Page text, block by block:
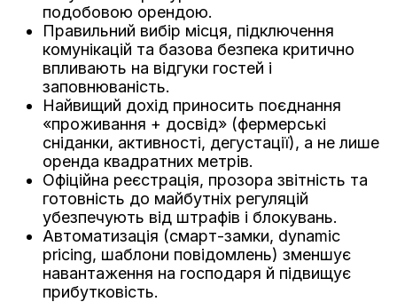
подобовою орендою.
Правильний вибір місця, підключення
комунікацій та базова безпека критично
впливають на відгуки гостей і
заповнюваність.
Найвищий дохід приносить поєднання
«проживання + досвід» (фермерські
сніданки, активності, дегустації), а не лише
оренда квадратних метрів.
Офіційна реєстрація, прозора звітність та
готовність до майбутніх регуляцій
убезпечують від штрафів і блокувань.
Автоматизація (смарт-замки, dynamic
pricing, шаблони повідомлень) зменшує
навантаження на господаря й підвищує
прибутковість.